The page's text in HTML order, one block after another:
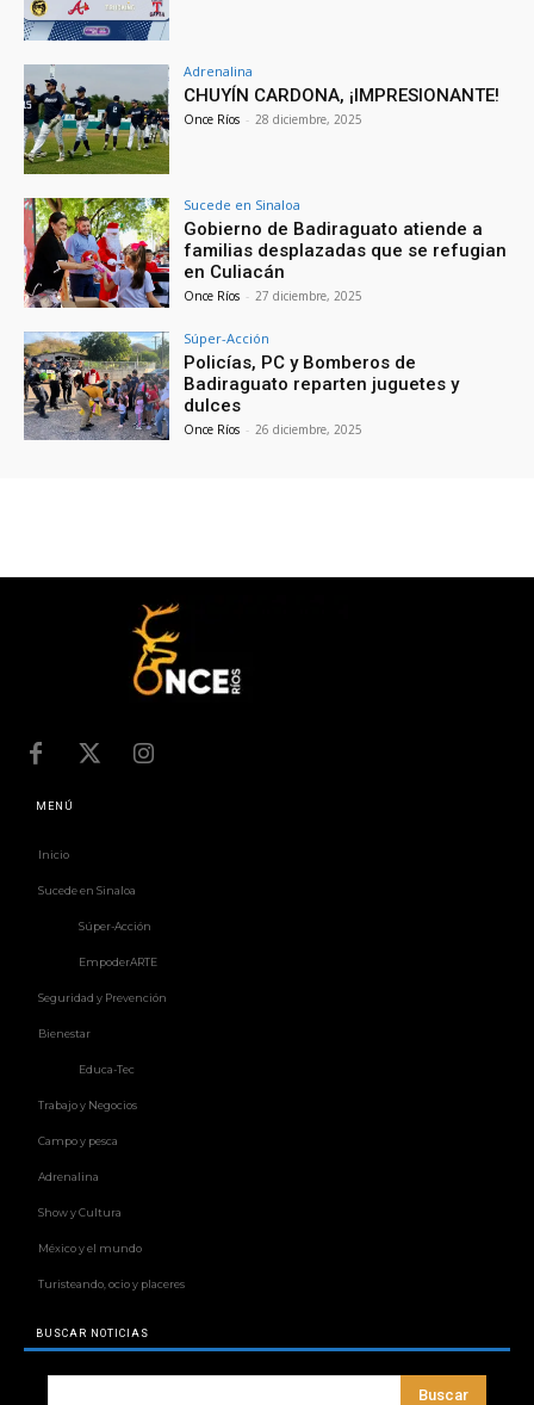
Adrenalina
CHUYÍN CARDONA, ¡IMPRESIONANTE!
Once Ríos - 28 diciembre, 2025
Sucede en Sinaloa
Gobierno de Badiraguato atiende a
familias desplazadas que se refugian
en Culiacán
Once Ríos - 27 diciembre, 2025
Súper-Acción
Policías, PC y Bomberos de
Badiraguato reparten juguetes y
dulces
Once Ríos - 26 diciembre, 2025
MENÚ
Inicio
Sucede en Sinaloa
Súper-Acción
EmpoderARTE
Seguridad y Prevención
Bienestar
Educa-Tec
Trabajo y Negocios
Campo y pesca
Adrenalina
Show y Cultura
México y el mundo
Turisteando, ocio y placeres
BUSCAR NOTICIAS
Buscar